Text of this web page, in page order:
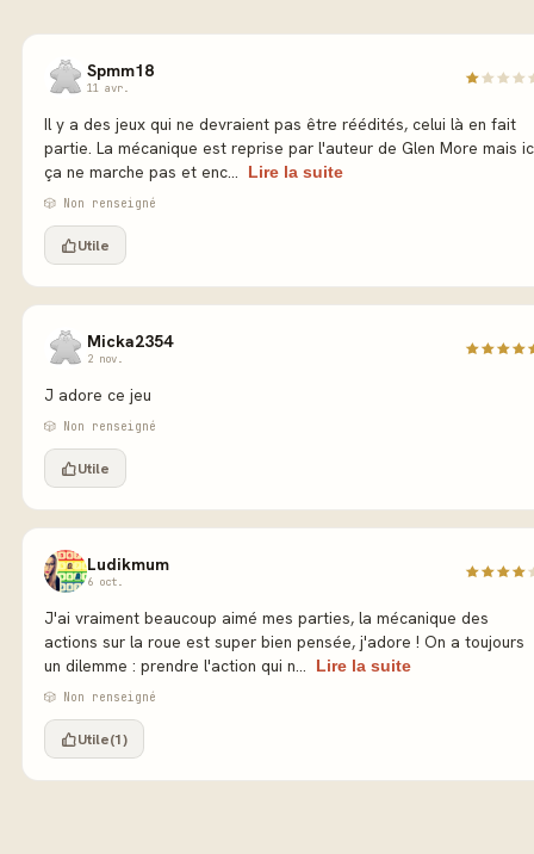
Spmm18
11 avr.
Il y a des jeux qui ne devraient pas être réédités, celui là en fait
partie. La mécanique est reprise par l'auteur de Glen More mais
ça ne marche pas et enc...
Lire la suite
🎲 Non renseigné
Utile
Micka2354
2 nov.
J adore ce jeu
🎲 Non renseigné
Utile
Ludikmum
6 oct.
J'ai vraiment beaucoup aimé mes parties, la mécanique des
actions sur la roue est super bien pensée, j'adore ! On a toujours
un dilemme : prendre l'action qui n...
Lire la suite
🎲 Non renseigné
Utile(1)